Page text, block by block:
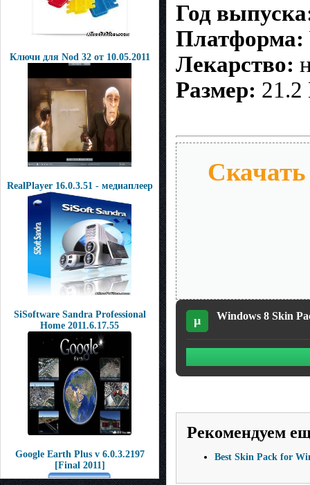
Ключи для Nod 32 от 10.05.2011
RealPlayer 16.0.3.51 - медиаплеер
SiSoftware Sandra Professional
Home 2011.6.17.55
Google Earth Plus v 6.0.3.2197
[Final 2011]
Год
Платформа:
Лекарство:
Размер: 21.2
µ Windows 8 Skin
Рекомендуем
Best Skin Pack for